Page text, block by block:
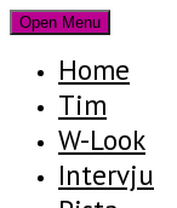
Open Menu
Home
Tim
W-Look
Intervju